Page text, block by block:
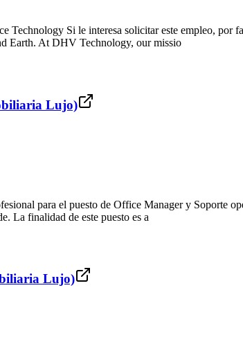
Si le interesa solicitar este empleo, por
Earth. At DHV Technology, our missio
Lujo)
para el puesto de Office Manager y Soporte
La finalidad de este puesto es a
Lujo)